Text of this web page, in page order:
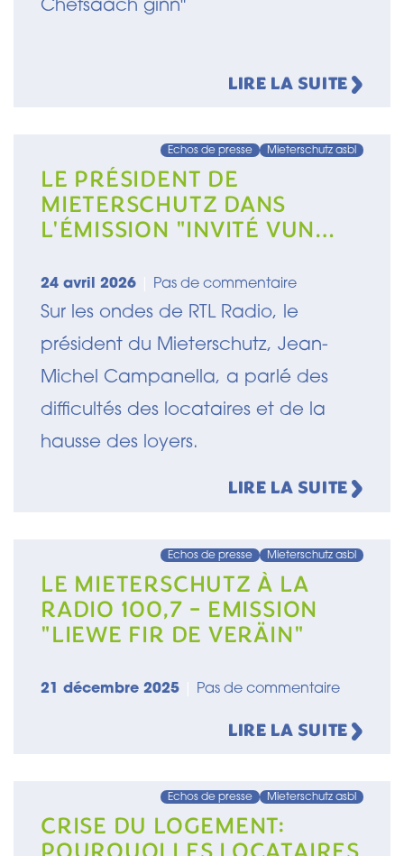
Chefsaach ginn"
LIRE LA SUITE
Echos de presse Mieterschutz asbl
LE PRÉSIDENT DE
MIETERSCHUTZ DANS
L'ÉMISSION "INVITÉ VUN
RADIO
24 avril 2026 Pas de commentaire
Sur les ondes de RTL Radio, le
président du Mieterschutz, Jean-
Michel Campanella, a parlé des
difficultés des locataires et de la
hausse des loyers.
LIRE LA SUITE
Echos de presse Mieterschutz asbl
LE MIETERSCHUTZ À LA
RADIO 100,7 - EMISSION
"LIEWE FIR DE VERÄIN"
21 décembre 2025 Pas de commentaire
LIRE LA SUITE
Echos de presse Mieterschutz asbl
CRISE DU LOGEMENT: